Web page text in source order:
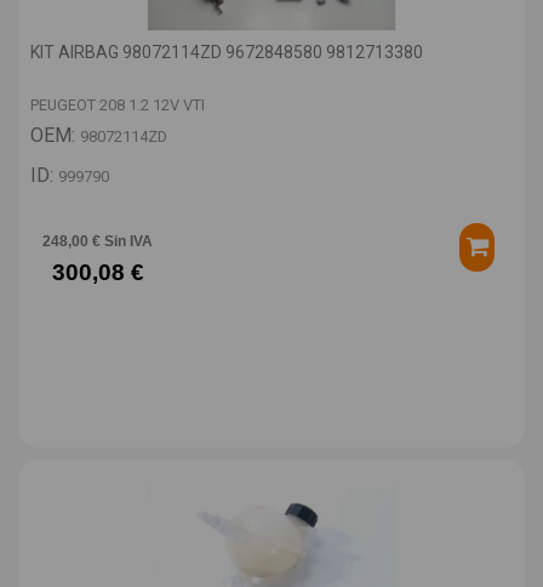
KIT AIRBAG 98072114ZD 9672848580 9812713380
PEUGEOT 208 1.2 12V VTI
OEM: 98072114ZD
ID: 999790
248,00 € Sin IVA
300,08 €